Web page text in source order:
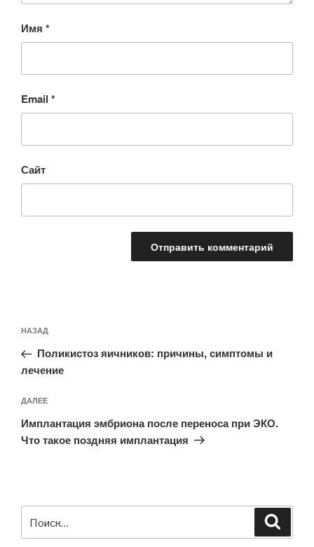
Имя *
Email *
Сайт
по
записям
Предыдущая
запись:
НАЗАД
Поликистоз яичников: причины, симптомы и
лечение
Следующая
запись
ДАЛЕЕ
Имплантация эмбриона после переноса при ЭКО.
Что такое поздняя имплантация